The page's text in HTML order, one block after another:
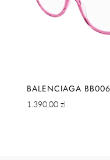
BALENCIAGA
Cena
1.390,00 zl